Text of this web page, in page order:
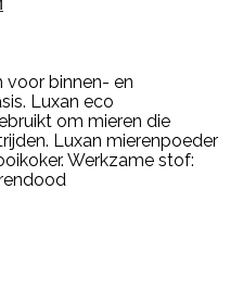
voor binnen- en
Luxan eco
om mieren die
Luxan mierenpoeder
Werkzame stof: